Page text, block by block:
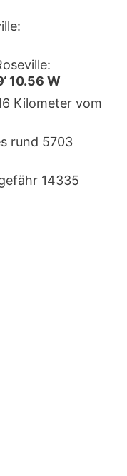
10.56 W
Kilometer vom
rund 5703
14335